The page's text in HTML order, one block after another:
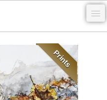
Prints